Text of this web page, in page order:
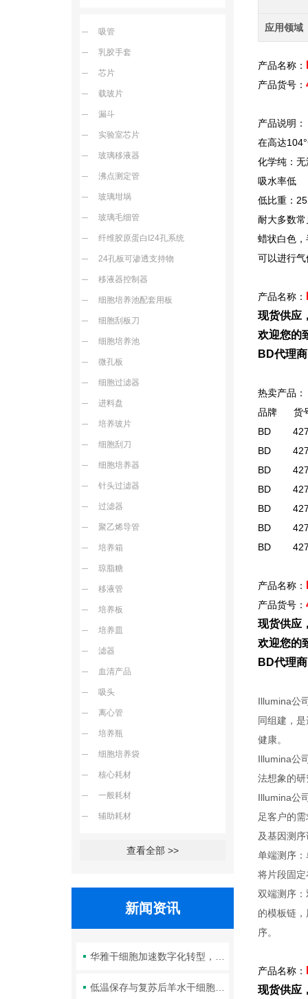
吸管
乳胶手套
芯片
载玻片
漏斗
实验室芯片
玻璃移液器
沸点测定管
玻璃坩埚
玻璃毛细管
纤维胶原蛋白I24孔系统
24孔板可渗透支持物
移液器控制器
细胞培养池配套用板
细胞刮板刀
细胞培养池
微孔板
细胞过滤器
进料盘
培养玻片
细胞刮刀
细胞培养器
针头过滤器
过滤器
聚乙烯导管
培养箱
琼脂糖
移液管
培养板
培养皿
滤器
血清产品
吸头
离心管
培养瓶
细胞培养袋
核心耗材
一般耗材
辅助耗材
查看全部 >>
新闻资讯
应用领域
产品名称：
产品货号：
产品说明：
在高达
化学纯：
吸水率低
低比重：
耐大多数
蜡状白色
可以进行
产品名称：
现货供应
欢迎您
BD代理
热卖产品：
品牌
BD
BD
BD
BD
BD
BD
BD
产品名称：
产品货号：
现货供应
欢迎您
BD代理
Illumina公
同组建，
健康。
Illumina公
法想象的
Illumina公
足客户的
及基因测
单端测序
将片段固
双端测序
的模板链
序。
产品名称：
现货供应